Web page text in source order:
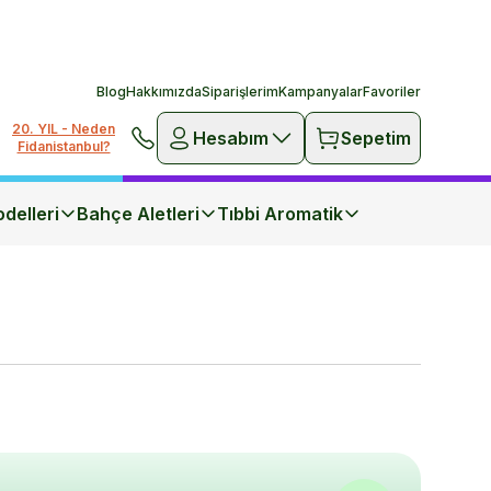
BlogHakkımızdaSiparişlerimKampanyalarFavoriler
20. YIL - Neden
Fidanistanbul?
Hesabım Sepetim
Bahçe Aletleri Tıbbi Aromatik